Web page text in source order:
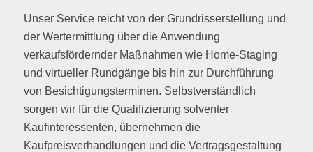
Unser Service reicht von der Grundrisserstellung und
der Wertermittlung über die Anwendung
verkaufsfördernder Maßnahmen wie Home-Staging
und virtueller Rundgänge bis hin zur Durchführung
von Besichtigungsterminen. Selbstverständlich
sorgen wir für die Qualifizierung solventer
Kaufinteressenten, übernehmen die
Kaufpreisverhandlungen und die Vertragsgestaltung